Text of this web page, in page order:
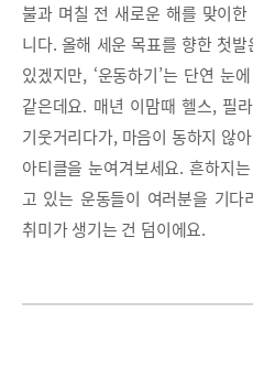
불과 며칠 전 새로운 해를 맞이
니다. 올해 세운 목표를 향한 첫
있겠지만, ‘운동하기’는 단연 눈
같은데요. 매년 이맘때 헬스, 필
기웃거리다가, 마음이 동하지 않
아티클을 눈여겨보세요. 흔하지
고 있는 운동들이 여러분을 기다
취미가 생기는 건 덤이에요.